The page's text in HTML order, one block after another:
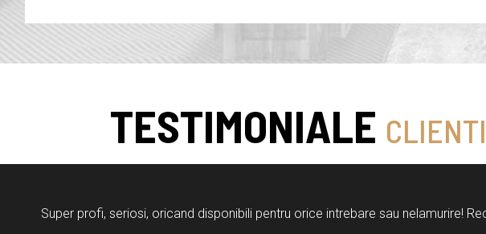
TESTIMONIALE CLIENTI
Super profi, seriosi, oricand disponibili pentru orice intrebare sau nelamurire!